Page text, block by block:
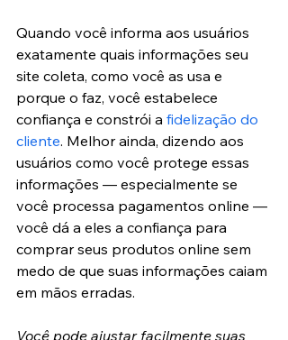
Quando você informa aos usuários
exatamente quais informações seu
site coleta, como você as usa e
porque o faz, você estabelece
confiança e constrói a fidelização do
cliente. Melhor ainda, dizendo aos
usuários como você protege essas
informações — especialmente se
você processa pagamentos online —
você dá a eles a confiança para
comprar seus produtos online sem
medo de que suas informações caiam
em mãos erradas.
Você pode ajustar facilmente suas